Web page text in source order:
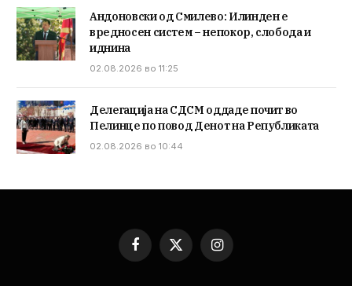
Андоновски од Смилево: Илинден е
вредносен систем – непокор, слобода и
иднина
02.08.2026 во 11:25
Делегација на СДСМ оддаде почит во
Пелинце по повод Денот на Републиката
02.08.2026 во 10:44
Facebook
X
(Twitter)
Instagram